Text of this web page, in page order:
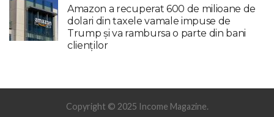
Amazon a recuperat 600 de milioane de
dolari din taxele vamale impuse de
Trump şi va rambursa o parte din bani
clienţilor
Copyright © 2025 Income Magazine.